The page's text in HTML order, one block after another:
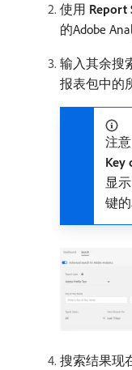
使用​ Report
的Adobe
输入其余搜
报表包中的
注意
Key
显
键的
搜索结果现